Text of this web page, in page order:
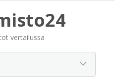
vertailussa